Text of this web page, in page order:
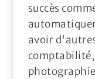
succès
avoir